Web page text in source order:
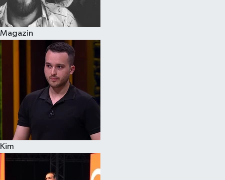
Magazin
Kim
Siyaset
Teknoloji
Televizyon
Yaşam-Çevre